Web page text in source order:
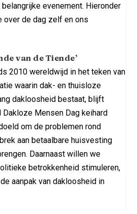
evenement. Hieronder
over de dag zelf en ons
van de Tiende’
2010 wereldwijd in het teken van
waarin dak- en thuisloze
dakloosheid bestaat, blijft
Mensen Dag keihard
om de problemen rond
aan betaalbare huisvesting
Daarnaast willen we
betrokkenheid stimuleren,
aanpak van dakloosheid in